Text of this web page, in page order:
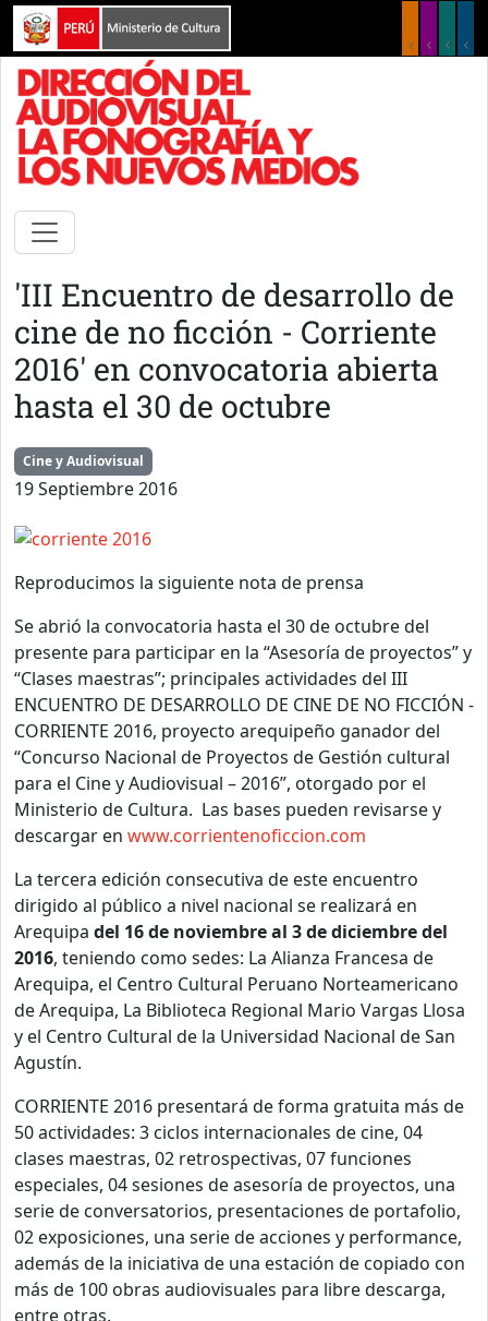
Pasar al contenido principal
'III Encuentro de desarrollo de
cine de no ficción - Corriente
2016' en convocatoria abierta
hasta el 30 de octubre
Cine y Audiovisual
19 Septiembre 2016
Reproducimos la siguiente nota de prensa
Se abrió la convocatoria hasta el 30 de octubre del
presente para participar en la “Asesoría de proyectos” y
“Clases maestras”; principales actividades del III
ENCUENTRO DE DESARROLLO DE CINE DE NO FICCIÓN -
CORRIENTE 2016, proyecto arequipeño ganador del
“Concurso Nacional de Proyectos de Gestión cultural
para el Cine y Audiovisual – 2016”, otorgado por el
Ministerio de Cultura. Las bases pueden revisarse y
descargar en www.corrientenoficcion.com
La tercera edición consecutiva de este encuentro
dirigido al público a nivel nacional se realizará en
Arequipa del 16 de noviembre al 3 de diciembre del
2016, teniendo como sedes: La Alianza Francesa de
Arequipa, el Centro Cultural Peruano Norteamericano
de Arequipa, La Biblioteca Regional Mario Vargas Llosa
y el Centro Cultural de la Universidad Nacional de San
Agustín.
CORRIENTE 2016 presentará de forma gratuita más de
50 actividades: 3 ciclos internacionales de cine, 04
clases maestras, 02 retrospectivas, 07 funciones
especiales, 04 sesiones de asesoría de proyectos, una
serie de conversatorios, presentaciones de portafolio,
02 exposiciones, una serie de acciones y performance,
además de la iniciativa de una estación de copiado con
más de 100 obras audiovisuales para libre descarga,
entre otras.